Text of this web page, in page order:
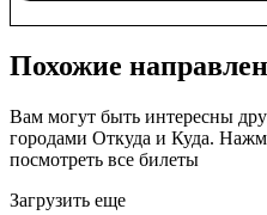
Похожие
Вам могут быть интересны
городами Откуда и Куда.
посмотреть все билеты
Загрузить еще